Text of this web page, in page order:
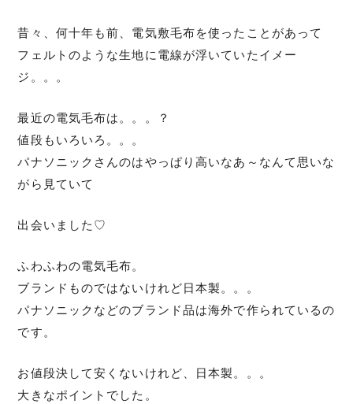
昔々、何十年も前、電気敷毛布を使ったことがあって
フェルトのような生地に電線が浮いていたイメー
ジ。。。
最近の電気毛布は。。。？
値段もいろいろ。。。
パナソニックさんのはやっぱり高いなあ～なんて思いな
がら見ていて
出会いました♡
ふわふわの電気毛布。
ブランドものではないけれど日本製。。。
パナソニックなどのブランド品は海外で作られているの
です。
お値段決して安くないけれど、日本製。。。
大きなポイントでした。